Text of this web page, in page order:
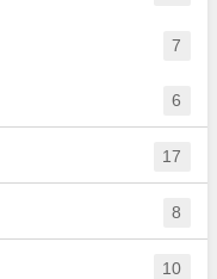
7
6
17
8
10